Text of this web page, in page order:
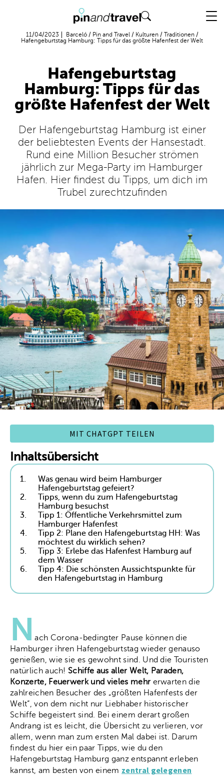
11/04/2023 Barceló / Pin and Travel / Kulturen / Traditionen /
Hafengeburtstag Hamburg: Tipps für das größte Hafenfest der Welt
Hafengeburtstag
Hamburg: Tipps für das
größte Hafenfest der Welt
Der Hafengeburtstag Hamburg ist einer
der beliebtesten Events der Hansestadt.
Rund eine Million Besucher strömen
jährlich zur Mega-Party im Hamburger
Hafen. Hier findest du Tipps, um dich im
Trubel zurechtzufinden
MIT CHATGPT TEILEN
Inhaltsübersicht
1.
Was genau wird beim Hamburger
Hafengeburtstag gefeiert?
2.
Tipps, wenn du zum Hafengeburtstag
Hamburg besuchst
3.
Tipp 1: Öffentliche Verkehrsmittel zum
Hamburger Hafenfest
4.
Tipp 2: Plane den Hafengeburtstag HH: Was
möchtest du wirklich sehen?
5.
Tipp 3: Erlebe das Hafenfest Hamburg auf
dem Wasser
6.
Tipp 4: Die schönsten Aussichtspunkte für
den Hafengeburtstag in Hamburg
Nach Corona-bedingter Pause können die
Hamburger ihren Hafengeburtstag wieder genauso
genießen, wie sie es gewohnt sind. Und die Touristen
natürlich auch!Schiffe aus aller Welt, Paraden,
Konzerte, Feuerwerk und vieles mehr erwarten die
zahlreichen Besucher des „größten Hafenfests der
Welt“, von dem nicht nur Liebhaber historischer
Schiffe begeistert sind. Bei einem derart großen
Andrang ist es leicht, die Übersicht zu verlieren, vor
allem, wenn man zum ersten Mal dabei ist. Darum
findest du hier ein paar Tipps, wie du den
Hafengeburtstag Hamburg ganz entspannt erleben
kannst, am besten von einem zentral gelegenen